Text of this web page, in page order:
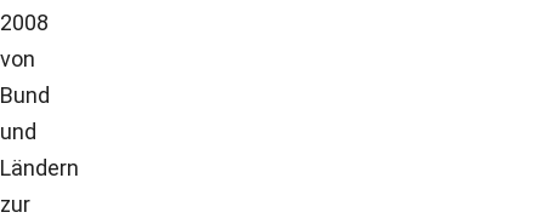
2008
von
Bund
und
Ländern
zur